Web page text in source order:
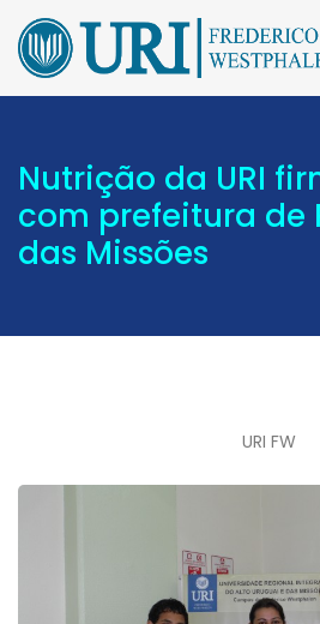
Nutrição da URI
com prefeitura de
das Missões
URI FW